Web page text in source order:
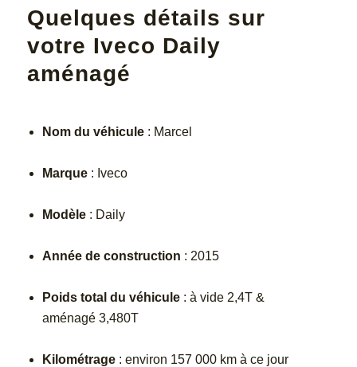
Quelques détails sur
votre Iveco Daily
aménagé
Nom du véhicule: Marcel
Marque: Iveco
Modèle: Daily
Année de construction : 2015
Poids total du véhicule: à vide 2,4T &
aménagé 3,480T
Kilométrage: environ 157 000 km à ce jour